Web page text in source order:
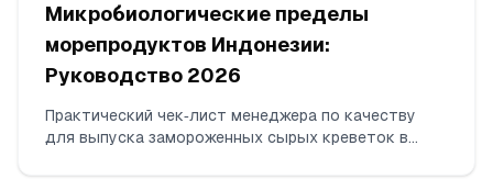
Микробиологические пределы
морепродуктов Индонезии:
Руководство 2026
Практический чек‑лист менеджера по качеству
для выпуска замороженных сырых креветок в